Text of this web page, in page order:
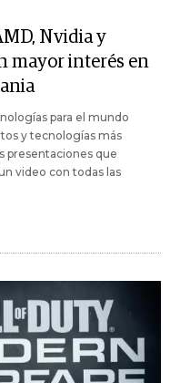
Nvidia y
mayor interés en
para el mundo
y tecnologías más
presentaciones que
video con todas las